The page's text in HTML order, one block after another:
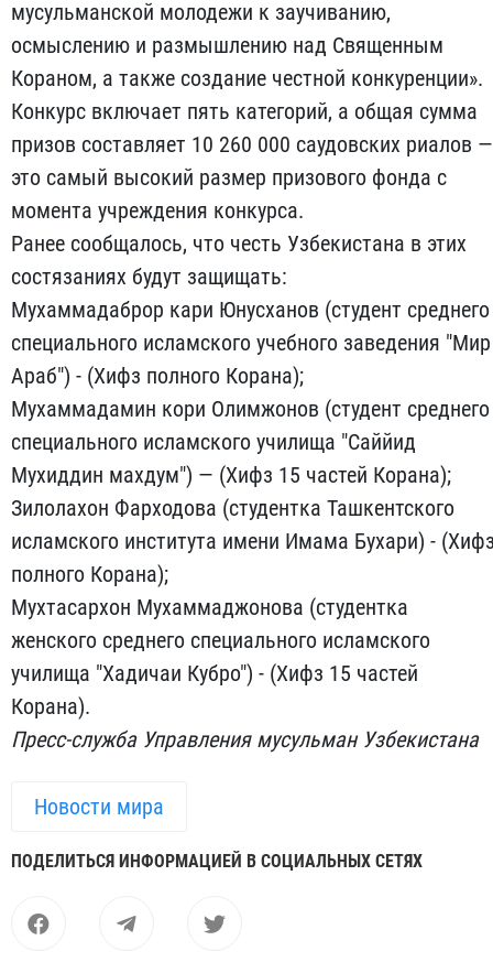
мусульманской молодежи к заучиванию,
осмыслению и размышлению над Священным
Кораном, а также создание честной конкуренции».
Конкурс включает пять категорий, а общая сумма
призов составляет 10 260 000 саудовских риалов —
это самый высокий размер призового фонда с
момента учреждения конкурса.
Ранее сообщалось, что честь Узбекистана в этих
состязаниях будут защищать:
Мухаммадаброр кари Юнусханов (студент среднего
специального исламского учебного заведения "Мир
Араб") - (Хифз полного Корана);
Мухаммадамин кори Олимжонов (студент среднего
специального исламского училища "Саййид
Мухиддин махдум") — (Хифз 15 частей Корана);
Зилолахон Фарходова (студентка Ташкентского
исламского института имени Имама Бухари) -
полного Корана);
Мухтасархон Мухаммаджонова (студентка
женского среднего специального исламского
училища "Хадичаи Кубро") - (Хифз 15 частей
Корана).
Пресс-служба Управления мусульман Узбекистана
Новости мира
ПОДЕЛИТЬСЯ ИНФОРМАЦИЕЙ В СОЦИАЛЬНЫХ СЕТЯХ